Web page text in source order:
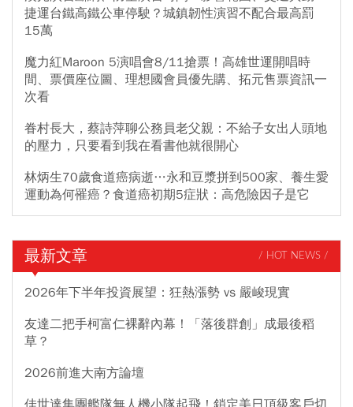
捷運台鐵高鐵公車停駛？城鎮韌性演習不配合最高罰
15萬
魔力紅Maroon 5演唱會8/11搶票！高雄世運開唱時
間、票價座位圖、理想國會員優先購、拓元售票資訊一
次看
眷村長大，蔡詩萍聊公務員老父親：不給子女出人頭地
的壓力，只要看到我在看書他就很開心
林炳生70歲食道癌病逝…永和豆漿拼到500家、養生愛
運動為何罹癌？食道癌初期5症狀：高危險因子是它
最新文章 / HOT NEWS /
2026年下半年投資展望：狂熱漲勢 vs 嚴峻現實
友達二把手柯富仁裸辭內幕！「落後群創」成最後稻
草？
2026前進大南方論壇